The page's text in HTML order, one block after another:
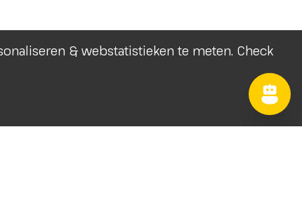
& webstatistieken te meten. Check